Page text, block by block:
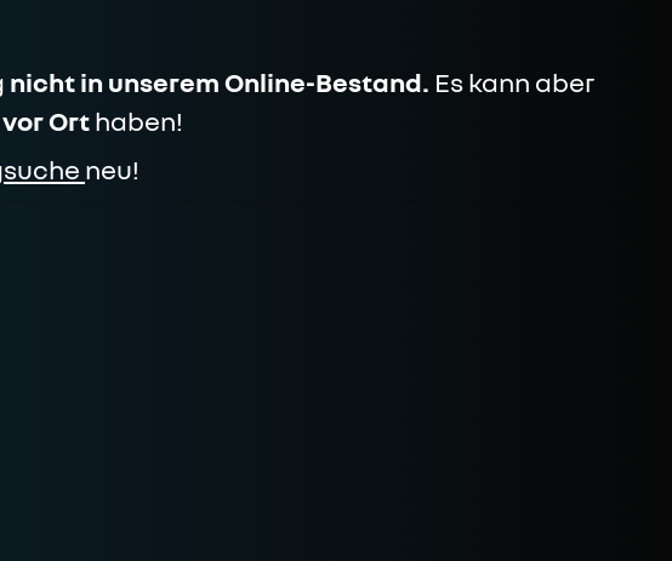
nicht in unserem Online-Bestand. Es kann aber
vor Orthaben!
neu!